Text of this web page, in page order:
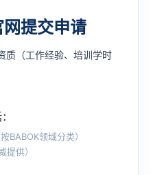
提交申请
质（工作经验、培训学时
BABOK领域分类）
提供）